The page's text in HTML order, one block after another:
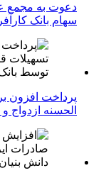
دعوت به مجمع
سهام بانک
الحسنه